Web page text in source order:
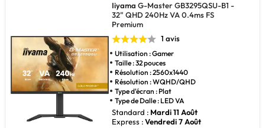
Iiyama G-Master GB3295QSU-B1 -
32" QHD 240Hz VA 0.4ms FS
Premium
1 avis
Utilisation : Gamer
Taille : 32 pouces
Résolution : 2560x1440
Résolution : WQHD/QHD
Type d'écran : Plat
Type de Dalle : LED VA
Standard : Mardi 11 Août
Express :Vendredi 7 Août